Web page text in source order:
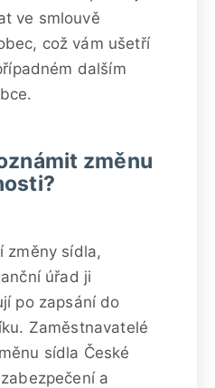
ve smlouvě
což vám ušetří
dalším
změnu
změny sídla,
úřad ji
po zapsání do
Zaměstnavatelé
sídla České
a